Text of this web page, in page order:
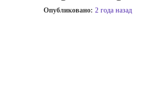
Опубликовано: 2 года назад